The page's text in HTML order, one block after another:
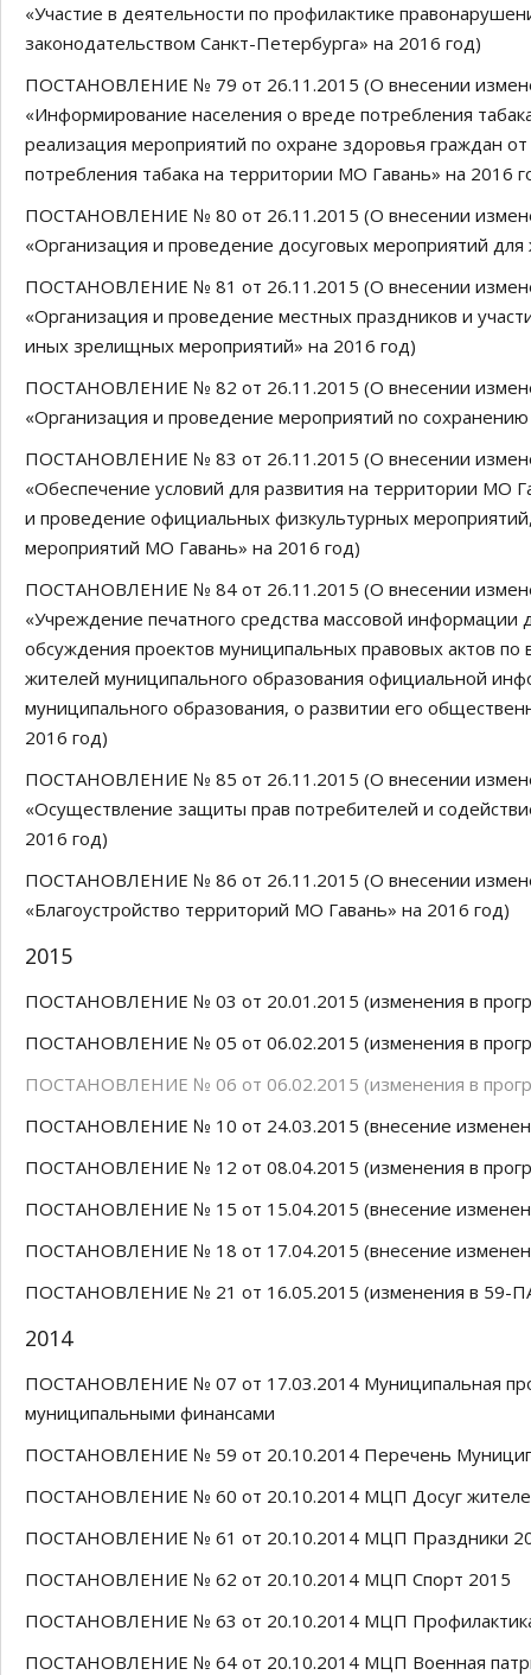
«Участие в деятельности по профилактике
законодательством Санкт-Петербурга» на 2016 год)
ПОСТАНОВЛЕНИЕ № 79 от 26.11.2015 (О внесении
«Информирование населения о вреде потребления
реализация мероприятий по охране здоровья граждан
потребления табака на территории МО Гавань» на 2016
ПОСТАНОВЛЕНИЕ № 80 от 26.11.2015 (О внесении
«Организация и проведение досуговых мероприятий
ПОСТАНОВЛЕНИЕ № 81 от 26.11.2015 (О внесении
«Организация и проведение местных праздников и
иных зрелищных мероприятий» на 2016 год)
ПОСТАНОВЛЕНИЕ № 82 от 26.11.2015 (О внесении
«Организация и проведение мероприятий no
ПОСТАНОВЛЕНИЕ № 83 от 26.11.2015 (О внесении
«Обеспечение условий для развития на территории МО
и проведение официальных физкультурных
мероприятий МО Гавань» на 2016 год)
ПОСТАНОВЛЕНИЕ № 84 от 26.11.2015 (О внесении
«Учреждение печатного средства массовой информации
обсуждения проектов муниципальных правовых актов
жителей муниципального образования официальной
муниципального образования, о развитии его
2016 год)
ПОСТАНОВЛЕНИЕ № 85 от 26.11.2015 (О внесении
«Осуществление защиты прав потребителей и
2016 год)
ПОСТАНОВЛЕНИЕ № 86 от 26.11.2015 (О внесении
«Благоустройство территорий МО Гавань» на 2016 год)
2015
ПОСТАНОВЛЕНИЕ № 03 от 20.01.2015 (изменения в
ПОСТАНОВЛЕНИЕ № 05 от 06.02.2015 (изменения в
ПОСТАНОВЛЕНИЕ № 06 от 06.02.2015 (изменения в
ПОСТАНОВЛЕНИЕ № 10 от 24.03.2015 (внесение
ПОСТАНОВЛЕНИЕ № 12 от 08.04.2015 (изменения в
ПОСТАНОВЛЕНИЕ № 15 от 15.04.2015 (внесение
ПОСТАНОВЛЕНИЕ № 18 от 17.04.2015 (внесение
ПОСТАНОВЛЕНИЕ № 21 от 16.05.2015 (изменения в 59-
2014
ПОСТАНОВЛЕНИЕ № 07 от 17.03.2014 Муниципальная
муниципальными финансами
ПОСТАНОВЛЕНИЕ № 59 от 20.10.2014 Перечень
ПОСТАНОВЛЕНИЕ № 60 от 20.10.2014 МЦП Досуг
ПОСТАНОВЛЕНИЕ № 61 от 20.10.2014 МЦП Праздники
ПОСТАНОВЛЕНИЕ № 62 от 20.10.2014 МЦП Спорт 2015
ПОСТАНОВЛЕНИЕ № 63 от 20.10.2014 МЦП
ПОСТАНОВЛЕНИЕ № 64 от 20.10.2014 МЦП Военная